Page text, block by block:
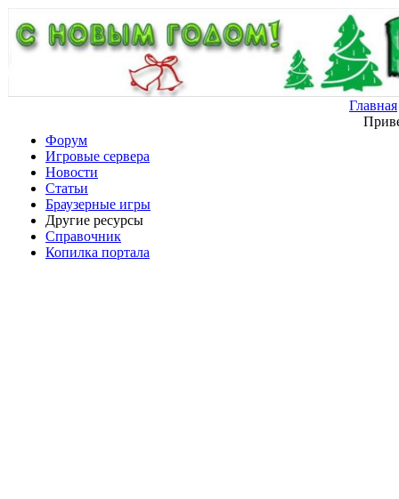
Главная
Форум
Игровые сервера
Новости
Статьи
Браузерные игры
Другие ресурсы
Справочник
Копилка портала